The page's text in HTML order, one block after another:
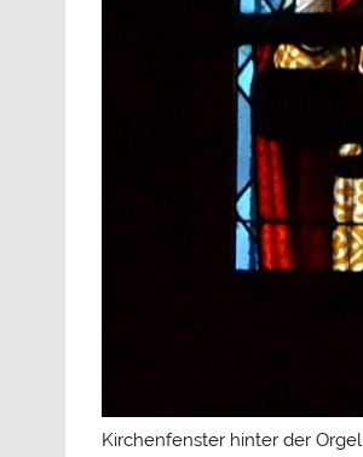
Kirchenfenster hinter der Orgel